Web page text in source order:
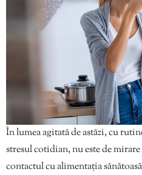
În lumea agitată de astăzi, cu
stresul cotidian, nu este de
contactul cu alimentația